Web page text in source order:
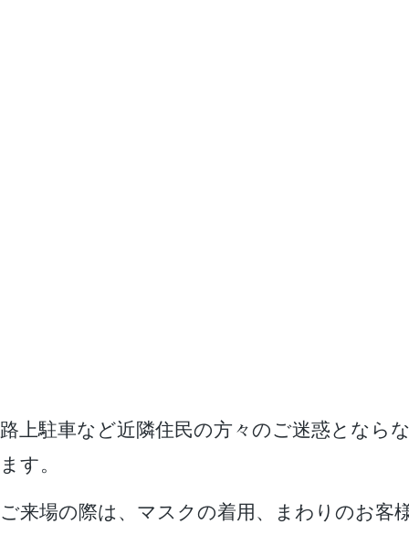
路上駐車など近隣住民の方々のご迷惑となら
ます。
ご来場の際は、マスクの着用、まわりのお客